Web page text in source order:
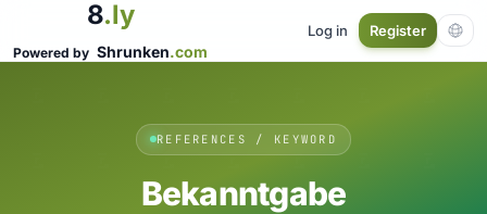
8.ly
Powered by Shrunken.com
Log in Register
REFERENCES / KEYWORD
Bekanntgabe